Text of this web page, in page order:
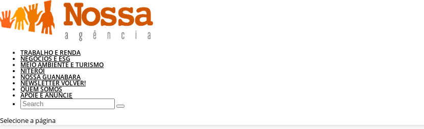
TRABALHO E RENDA
NEGÓCIOS E ESG
MEIO AMBIENTE E TURISMO
NITERÓI
NOSSA GUANABARA
NEWSLETTER VOLVER!
QUEM SOMOS
APOIE E ANUNCIE
Selecione a página